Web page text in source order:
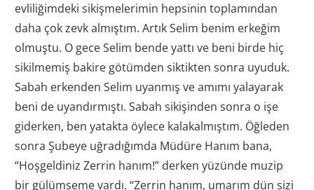
evliliğimdeki sikişmelerimin hepsinin toplamından
daha çok zevk almıştım. Artık Selim benim erkeğim
olmuştu. O gece Selim bende yattı ve beni birde hiç
sikilmemiş bakire götümden siktikten sonra uyuduk.
Sabah erkenden Selim uyanmış ve amımı yalayarak
beni de uyandırmıştı. Sabah sikişinden sonra o işe
giderken, ben yatakta öylece kalakalmıştım. Öğleden
sonra Şubeye uğradığımda Müdüre Hanım bana,
“Hoşgeldiniz Zerrin hanım!” derken yüzünde muzip
bir gülümseme vardı. “Zerrin hanım, umarım dün sizi